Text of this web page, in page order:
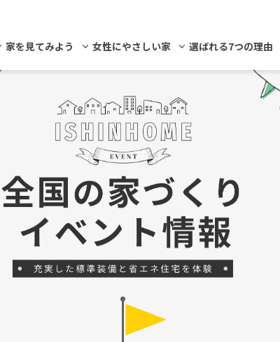
家を見てみよう 女性にやさしい家 選ばれる7つの理由